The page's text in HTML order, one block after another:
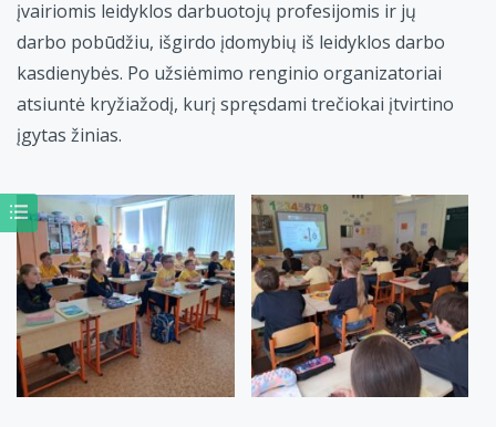
įvairiomis leidyklos darbuotojų profesijomis ir jų
darbo pobūdžiu, išgirdo įdomybių iš leidyklos darbo
kasdienybės. Po užsiėmimo renginio organizatoriai
atsiuntė kryžiažodį, kurį spręsdami trečiokai įtvirtino
įgytas žinias.